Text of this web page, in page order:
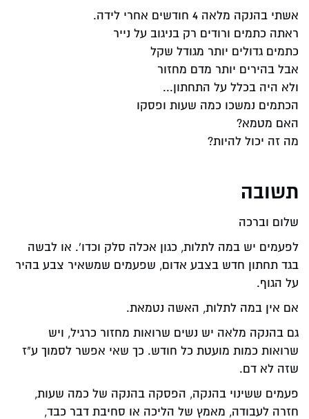
אשתי בהנקה מלאה 4 חודשים אחרי לידה.
ראתה כתמים ורודים רק בניגוב על נייר
כתמים גדולים יותר מגודל שקל
אבל בהירים יותר מדם מחזור
ולא היה בכלל על התחתון...
הכתמים נמשכו כמה שעות ופסקו
האם מטמא?
מה זה יכול להיות?
תשובה
שלום וברכה
לפעמים יש במה לתלות, כגון אכלה סלק וכדו'. או לבשה
בגד תחתון חדש בצבע אדום, שפעמים שמשאיר צבע בהיר
על הגוף.
אם אין במה לתלות, האשה נטמאת.
גם בהנקה מלאה יש נשים שרואות מחזור כרגיל, ויש
שרואות כמות מועטת כל חודש. כך שאי אפשר לסמוך ע"ז
שזה לא דם.
פעמים ששינוי בהנקה, הפסקה בהנקה של כמה שעות,
חזרה לעבודה, מאמץ של הליכה או סחיבת דבר כבד,